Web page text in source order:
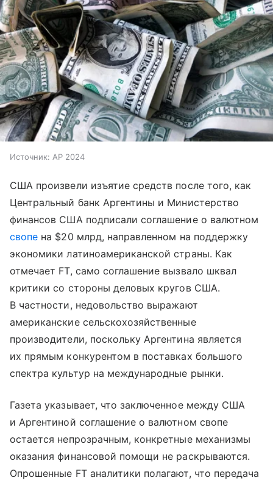
Источник: AP 2024
США произвели изъятие средств после того, как
Центральный банк Аргентины и Министерство
финансов США подписали соглашение о валютном
свопе на $20 млрд, направленном на поддержку
экономики латиноамериканской страны. Как
отмечает FT, само соглашение вызвало шквал
критики со стороны деловых кругов США.
В частности, недовольство выражают
американские сельскохозяйственные
производители, поскольку Аргентина является
их прямым конкурентом в поставках большого
спектра культур на международные рынки.
Газета указывает, что заключенное между США
и Аргентиной соглашение о валютном свопе
остается непрозрачным, конкретные механизмы
оказания финансовой помощи не раскрываются.
Опрошенные FT аналитики полагают, что передача